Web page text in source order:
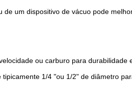
um dispositivo de vácuo pode
ou carburo para durabilidade
1/4 "ou 1/2" de diâmetro